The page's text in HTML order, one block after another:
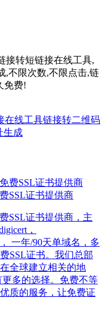
接转短链接在线工具,
,不限次数,不限点击,链
免费!
在线工具链接转二维码
生成
SSL证书提供商
SSL证书提供商，主
，
一年/90天单域名，多
SSL证书。我们总部
全球建立相关的地
多的选择。免费不等
质的服务，让免费证